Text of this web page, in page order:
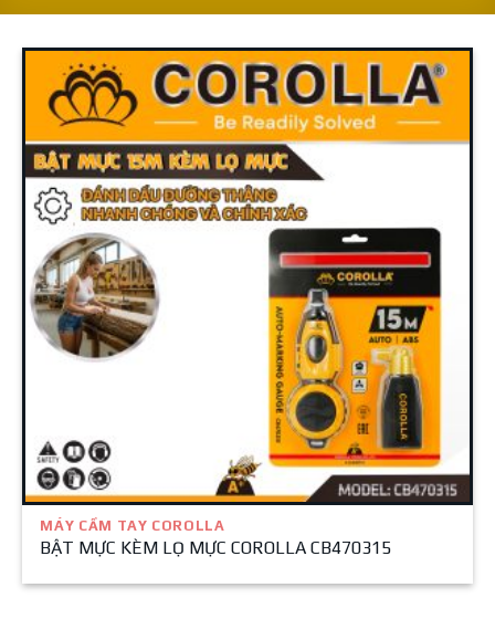
MÁY CẦM TAY COROLLA
BẬT MỰC KÈM LỌ MỰC COROLLA CB470315